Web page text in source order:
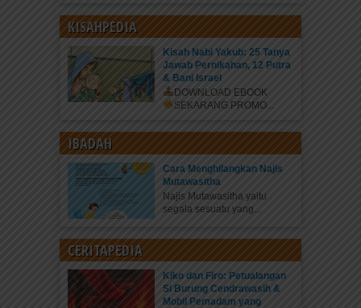
KISAHPEDIA
Kisah Nabi Yakub: 25 Tanya
Jawab Pernikahan, 12 Putra
& Bani Israel
DOWNLOAD EBOOK
SEKARANG PROMO...
IBADAH
Cara Menghilangkan Najis
Mutawasitha
Najis Mutawasitha yaitu
segala sesuatu yang...
CERITAPEDIA
Kiko dan Firo: Petualangan
Si Burung Cendrawasih &
Mobil Pemadam yang